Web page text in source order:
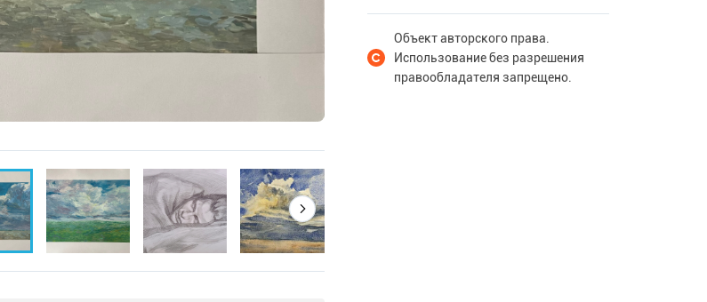
Объект авторского права.
Использование без разрешения
правообладателя запрещено.